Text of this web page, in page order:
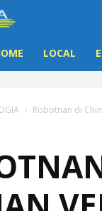
Dia
Noticia
LOCAL
Robotnan di